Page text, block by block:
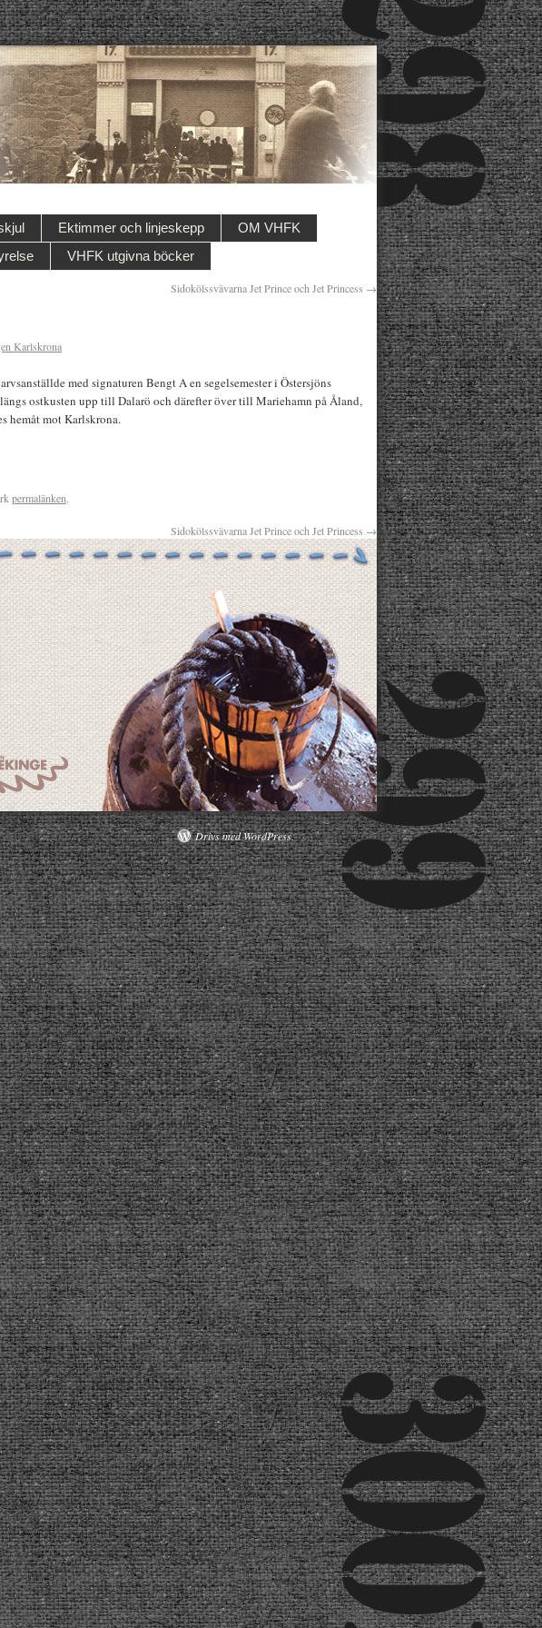
Ektimmer och linjeskepp
OM VHFK
VHFK utgivna böcker
Sidokölssvävarna Jet Prince och Jet Princess →
Karlskrona
med signaturen Bengt A en segelsemester i Östersjöns
ostkusten upp till Dalarö och därefter över till Mariehamn på Åland,
hemåt mot Karlskrona.
permalänken.
Sidokölssvävarna Jet Prince och Jet Princess →
Drivs med WordPress.